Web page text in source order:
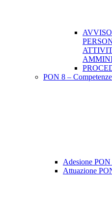
PON 8 –
Adesione PON
Attuazione